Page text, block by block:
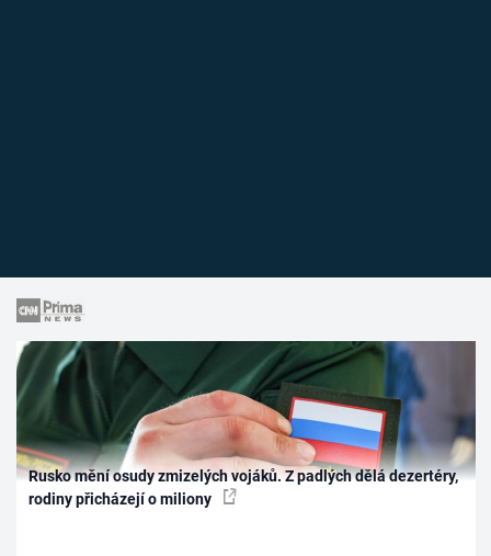
Rusko mění osudy zmizelých vojáků. Z padlých dělá dezertéry,
rodiny přicházejí o miliony